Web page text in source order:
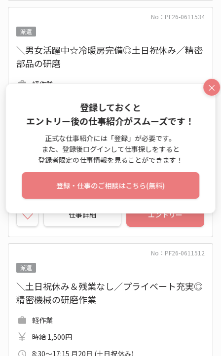
No：PF26-0611534
派遣
＼男女活躍中☆冷暖房完備◎土日祝休み／精密
部品の研磨
軽作業
8:30～17:15 月20日 (土日祝休み)
大阪府 大阪市大正区
ＪＲ大阪環状線 大正(大阪府)駅 他
2026年08月上旬～長期
新卒・第二新卒歓迎 電話対応なし
仕事詳細 エントリー
No：PF26-0611512
派遣
＼土日祝休み＆残業なし／プライベート充実◎
精密機械の研磨作業
軽作業
時給 1,500円
8:30～17:15 月20日 (土日祝休み)
×
登録しておくと
エントリー後の仕事紹介がスムーズです！
正式な仕事紹介には「登録」が必要です。
また、登録後ログインして仕事探しをすると
登録者限定の仕事情報を見ることができます！
登録・仕事のご相談はこちら(無料)